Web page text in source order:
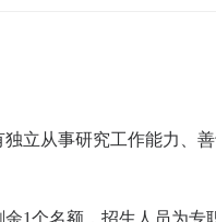
立从事研究工作能力、
余1个名额，招生人员为专